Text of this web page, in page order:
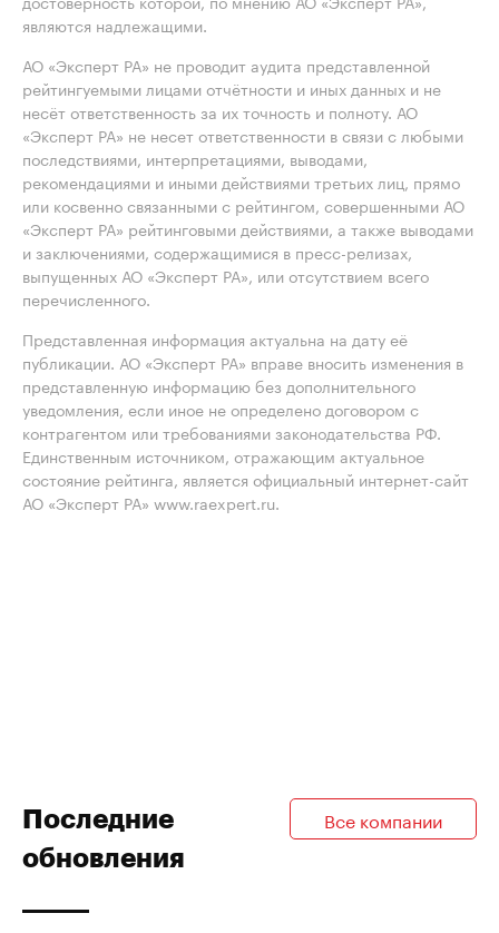
являются надлежащими.
АО «Эксперт РА» не проводит аудита представленной
рейтингуемыми лицами отчётности и иных данных и не
несёт ответственность за их точность и полноту. АО
«Эксперт РА» не несет ответственности в связи с любыми
последствиями, интерпретациями, выводами,
рекомендациями и иными действиями третьих лиц, прямо
или косвенно связанными с рейтингом, совершенными АО
«Эксперт РА» рейтинговыми действиями, а также выводами
и заключениями, содержащимися в пресс-релизах,
выпущенных АО «Эксперт РА», или отсутствием всего
перечисленного.
Представленная информация актуальна на дату её
публикации. АО «Эксперт РА» вправе вносить изменения в
представленную информацию без дополнительного
уведомления, если иное не определено договором с
контрагентом или требованиями законодательства РФ.
Единственным источником, отражающим актуальное
состояние рейтинга, является официальный интернет-сайт
АО «Эксперт РА» www.raexpert.ru.
Последние
обновления
Все компании